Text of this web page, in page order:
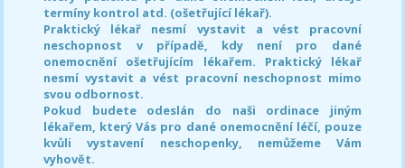
termíny kontrol atd. (ošetřující lékař).
Praktický lékař nesmí vystavit a vést pracovní
neschopnost v případě, kdy není pro dané
onemocnění ošetřujícím lékařem. Praktický lékař
nesmí vystavit a vést pracovní neschopnost mimo
svou odbornost.
Pokud budete odeslán do naši ordinace jiným
lékařem, který Vás pro dané onemocnění léčí, pouze
kvůli vystavení neschopenky, nemůžeme Vám
vyhovět.